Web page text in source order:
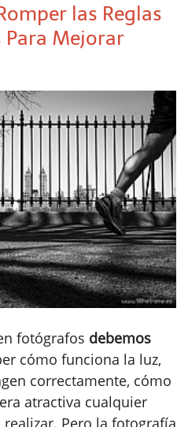
las Reglas
Para Mejorar
fotógrafos debemos
cómo funciona la luz,
correctamente, cómo
atractiva cualquier
Pero la fotografía